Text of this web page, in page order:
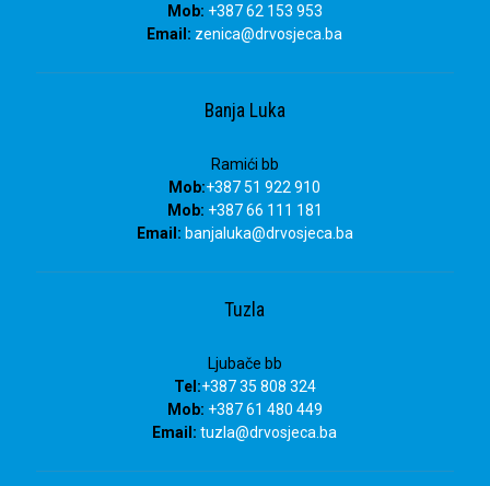
Mob: +387 62 153 953
Email: zenica@drvosjeca.ba
Banja Luka
Ramići bb
Mob:+387 51 922 910
Mob: +387 66 111 181
Email: banjaluka@drvosjeca.ba
Tuzla
Ljubače bb
Tel:+387 35 808 324
Mob: +387 61 480 449
Email: tuzla@drvosjeca.ba